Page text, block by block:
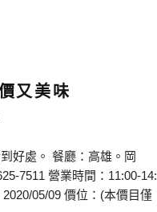
又美味
好處。 餐廳：高雄。岡
7511 營業時間：11:00-14:
05/09 價位：(本價目僅